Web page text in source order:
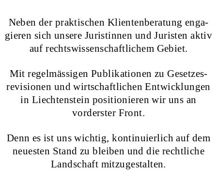
Neben der praktischen Klienten­beratung en­ga­
gieren sich unsere Juristinnen und Juristen aktiv
auf rechts­­wissen­­schaftlichem Gebiet.
Mit regelmässigen Publikationen zu Gesetzes­
revisionen und wirtschaftlichen Ent­wick­lungen
in Liechten­stein positionieren wir uns an
vorderster Front.
Denn es ist uns wichtig, kontinuierlich auf dem
neuesten Stand zu bleiben und die rechtliche
Land­schaft mitzugestalten.